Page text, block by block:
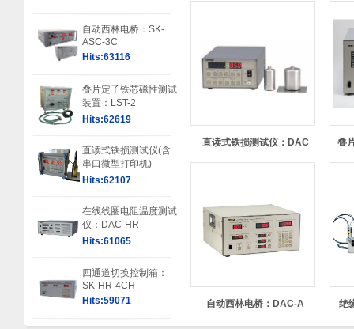
自动西林电桥：SK-
ASC-3C
Hits:63116
叠片定子铁芯磁性测试
装置：LST-2
Hits:62619
直读式铁损测试仪(含
串口微型打印机)
Hits:62107
在线线圈电阻温度测试
仪：DAC-HR
Hits:61065
四通道切换控制箱：
SK-HR-4CH
Hits:59071
直读式铁损测试仪：DAC 叠
自动西林电桥：DAC-A 绝